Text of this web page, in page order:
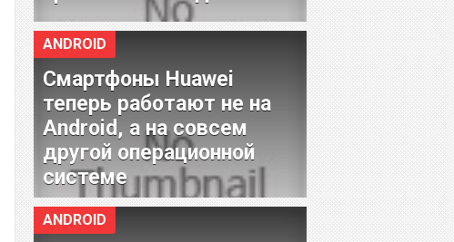
ANDROID
Смартфоны Huawei
теперь работают не на
Android, а на совсем
другой операционной
системе
ANDROID